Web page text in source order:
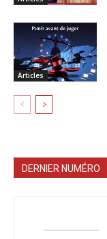
Articles
DERNIER NUMÉRO